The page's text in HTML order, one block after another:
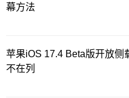
幕方法
苹果iOS 17.4 Beta版开放侧
不在列